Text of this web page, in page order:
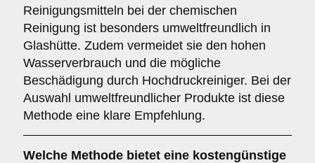
Reinigungsmitteln bei der chemischen
Reinigung ist besonders umweltfreundlich in
Glashütte. Zudem vermeidet sie den hohen
Wasserverbrauch und die mögliche
Beschädigung durch Hochdruckreiniger. Bei der
Auswahl umweltfreundlicher Produkte ist diese
Methode eine klare Empfehlung.
Welche Methode bietet eine kostengünstige